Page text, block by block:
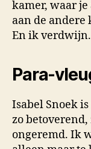
kamer, waar
aan de andere
En ik verdwijn.
Para-
Isabel Snoek
zo
ongeremd. Ik